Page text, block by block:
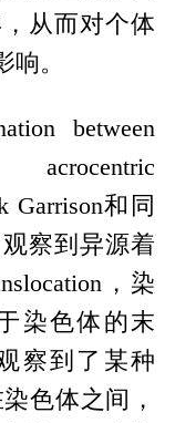
从而对个体
。
between
Garrison和同
察到异源着
，染
染色体的末
察到了某种
色体之间，